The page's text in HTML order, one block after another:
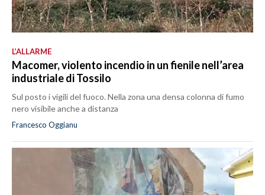
L’ALLARME
Macomer, violento incendio in un fienile nell’area
industriale di Tossilo
Sul posto i vigili del fuoco. Nella zona una densa colonna di fumo
nero visibile anche a distanza
Francesco Oggianu